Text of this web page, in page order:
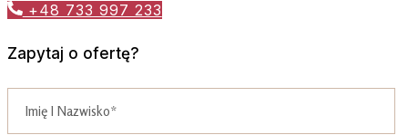
+48 733 997 233
Zapytaj o ofertę?